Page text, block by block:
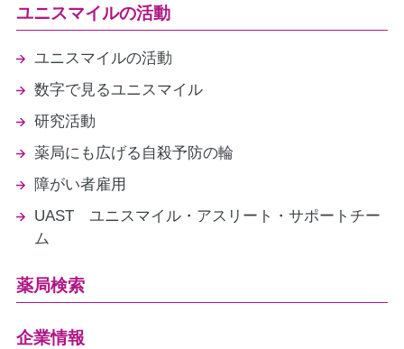
ユニスマイルの活動
ユニスマイルの活動
数字で見るユニスマイル
研究活動
薬局にも広げる自殺予防の輪
障がい者雇用
UAST ユニスマイル・アスリート・サポートチー
ム
薬局検索
企業情報